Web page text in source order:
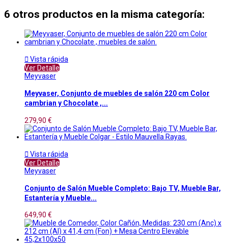
6 otros productos en la misma categoría:
 Vista rápida
Ver Detalle
Meyvaser
Meyvaser, Conjunto de muebles de salón 220 cm Color
cambrian y Chocolate ,...
279,90 €
 Vista rápida
Ver Detalle
Meyvaser
Conjunto de Salón Mueble Completo: Bajo TV, Mueble Bar,
Estantería y Mueble...
649,90 €